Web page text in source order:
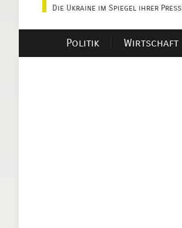
Die Ukraine im Spiegel ihrer
Politik Wirtschaft